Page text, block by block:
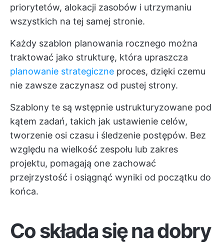
priorytetów, alokacji zasobów i utrzymaniu
wszystkich na tej samej stronie.
Każdy szablon planowania rocznego można
traktować jako strukturę, która upraszcza
planowanie strategiczne proces, dzięki czemu
nie zawsze zaczynasz od pustej strony.
Szablony te są wstępnie ustrukturyzowane pod
kątem zadań, takich jak ustawienie celów,
tworzenie osi czasu i śledzenie postępów. Bez
względu na wielkość zespołu lub zakres
projektu, pomagają one zachować
przejrzystość i osiągnąć wyniki od początku do
końca.
Co składa się na dobry